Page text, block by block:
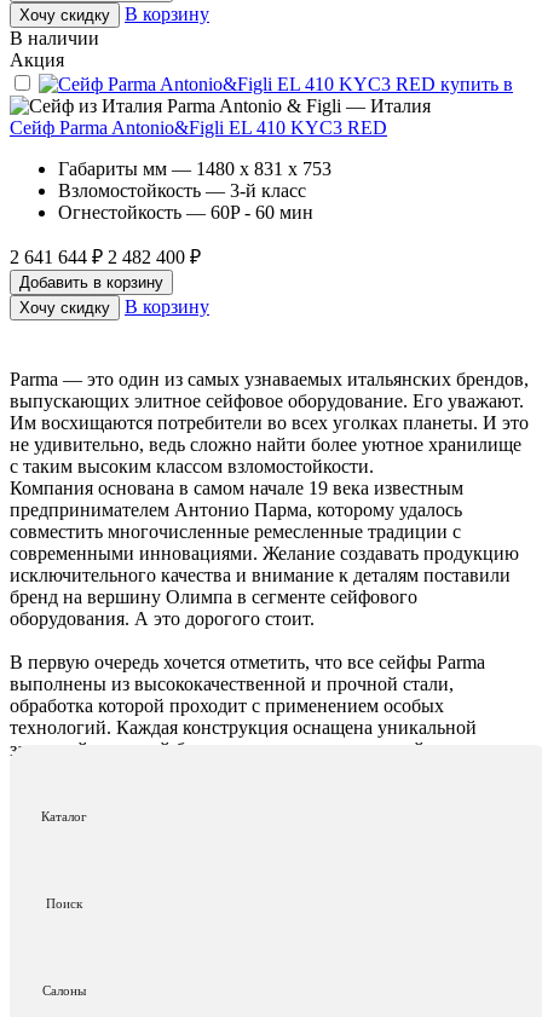
Каталог
Поиск
Салоны
Хочу скидку
В корзину
В наличии
Акция
Parma Antonio & Figli — Италия
Сейф Parma Antonio&Figli EL 410 KYC3 RED
Габариты мм — 1480 x 831 x 753
Взломостойкость — 3-й класс
Огнестойкость — 60P - 60 мин
2 641 644 ₽ 2 482 400 ₽
Добавить в корзину
Хочу скидку
В корзину
Рarma — это один из самых узнаваемых итальянских брендов,
выпускающих элитное сейфовое оборудование. Его уважают.
Им восхищаются потребители во всех уголках планеты. И это
не удивительно, ведь сложно найти более уютное хранилище
с таким высоким классом взломостойкости.
Компания основана в самом начале 19 века известным
предпринимателем Антонио Парма, которому удалось
совместить многочисленные ремесленные традиции с
современными инновациями. Желание создавать продукцию
исключительного качества и внимание к деталям поставили
бренд на вершину Олимпа в сегменте сейфового
оборудования. А это дорогого стоит.
В первую очередь хочется отметить, что все сейфы Рarma
выполнены из высококачественной и прочной стали,
обработка которой проходит с применением особых
технологий. Каждая конструкция оснащена уникальной
замочной системой блокировки, препятствующей
достоинством сейфов Рarma является их вес. Они массивные,
Храним куки, как в сейфе!